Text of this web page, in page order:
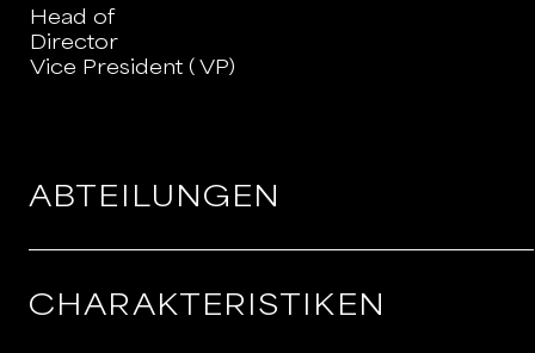
Head of
Director
Vice President ( VP)
ABTEILUNGEN
CHARAKTERISTIKEN